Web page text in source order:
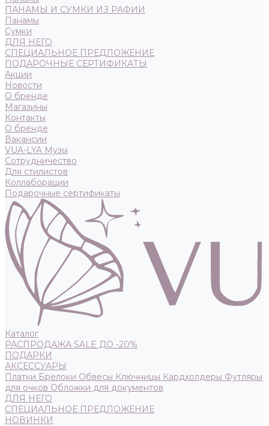
ПАНАМЫ И СУМКИ ИЗ РАФИИ
Панамы
Сумки
ДЛЯ НЕГО
СПЕЦИАЛЬНОЕ ПРЕДЛОЖЕНИЕ
ПОДАРОЧНЫЕ СЕРТИФИКАТЫ
Акции
Новости
О бренде
Магазины
Контакты
О бренде
Вакансии
VUA-LYA Музы
Сотрудничество
Для стилистов
Коллаборации
Подарочные сертификаты
Каталог
РАСПРОДАЖА SALE ДО -20%
ПОДАРКИ
АКСЕССУАРЫ
Платки Брелоки Обвесы Ключницы Кардхолдеры Футляры
для очков Обложки для документов
ДЛЯ НЕГО
СПЕЦИАЛЬНОЕ ПРЕДЛОЖЕНИЕ
НОВИНКИ